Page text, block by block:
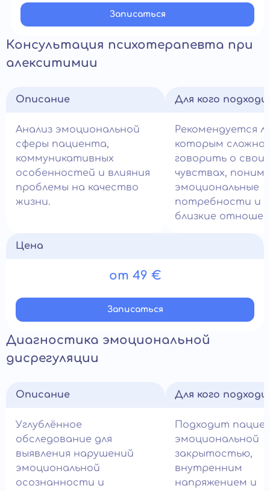
Записатьcя
Консультация психотерапевта при
алекситимии
Описание
Анализ эмоциональной
сферы пациента,
коммуникативных
особенностей и влияния
проблемы на качество
жизни.
Для кого
Рекомендуется
которым сложно
говорить о своих
чувствах,
эмоциональные
потребности и
близкие
Цена
от 49 €
Записатьcя
Диагностика эмоциональной
дисрегуляции
Описание
Углублённое
обследование для
выявления нарушений
эмоциональной
осознанности и
Для кого
Подходит
эмоциональной
закрытостью,
внутренним
напряжением и